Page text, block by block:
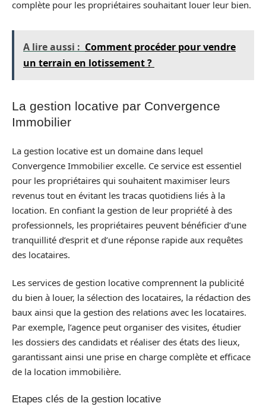
complète pour les propriétaires souhaitant louer leur bien.
A lire aussi : Comment procéder pour vendre
un terrain en lotissement ?
La gestion locative par Convergence
Immobilier
La gestion locative est un domaine dans lequel
Convergence Immobilier excelle. Ce service est essentiel
pour les propriétaires qui souhaitent maximiser leurs
revenus tout en évitant les tracas quotidiens liés à la
location. En confiant la gestion de leur propriété à des
professionnels, les propriétaires peuvent bénéficier d’une
tranquillité d’esprit et d’une réponse rapide aux requêtes
des locataires.
Les services de gestion locative comprennent la publicité
du bien à louer, la sélection des locataires, la rédaction des
baux ainsi que la gestion des relations avec les locataires.
Par exemple, l’agence peut organiser des visites, étudier
les dossiers des candidats et réaliser des états des lieux,
garantissant ainsi une prise en charge complète et efficace
de la location immobilière.
Etapes clés de la gestion locative